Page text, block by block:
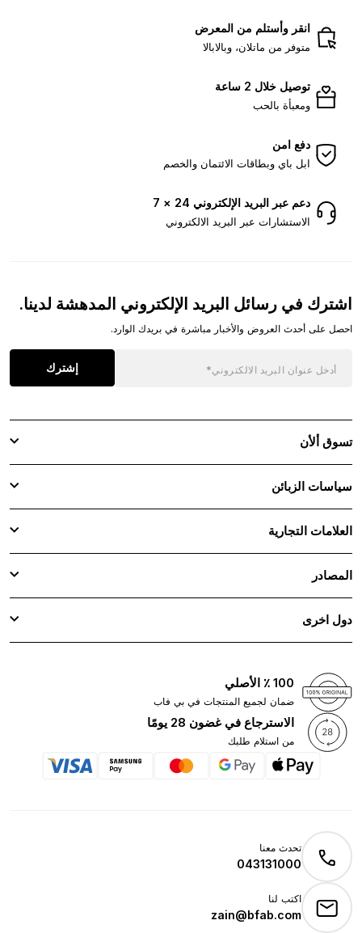
انقر وأستلم من المعرض
متوفر من ماتلان، وبالابالا
توصيل خلال 2 ساعة
ومعبأة بالحب
دفع امن
ابل باي وبطاقات الائتمان والخصم
دعم عبر البريد الإلكتروني 24 × 7
الاستشارات عبر البريد الالكتروني
اشترك في رسائل البريد الإلكتروني المدهشة لدينا.
احصل على أحدث العروض والأخبار مباشرة في بريدك الوارد.
إشترك
تسوق ألأن
سياسات الزبائن
العلامات التجارية
المصادر
دول اخرى
100 ٪ الأصلي
ضمان لجميع المنتجات في بي فاب
الاسترجاع في غضون 28 يومًا
من استلام طلبك
تحدث معنا
043131000
اكتب لنا
zain@bfab.com